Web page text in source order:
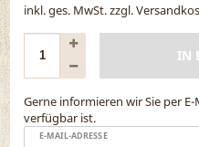
inkl. ges. MwSt. zzgl.
IN
Gerne informieren wir Sie per
verfügbar ist.
E-MAIL-ADRESSE